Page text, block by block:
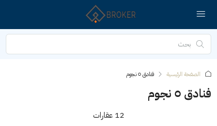
الصفحة الرئيسية فنادق ٥ نجوم
فنادق ٥ نجوم
12 عقارات